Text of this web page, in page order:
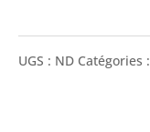
Bracelet
UGS : ND Catégories :